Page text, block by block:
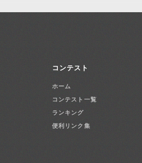
コンテスト
ホーム
コンテスト一覧
ランキング
便利リンク集